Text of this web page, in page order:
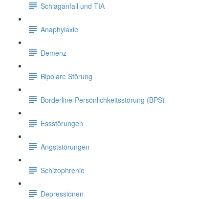
Schlaganfall und TIA
Anaphylaxie
Demenz
Bipolare Störung
Borderline-Persönlichkeitsstörung (BPS)
Essstörungen
Angststörungen
Schizophrenie
Depressionen